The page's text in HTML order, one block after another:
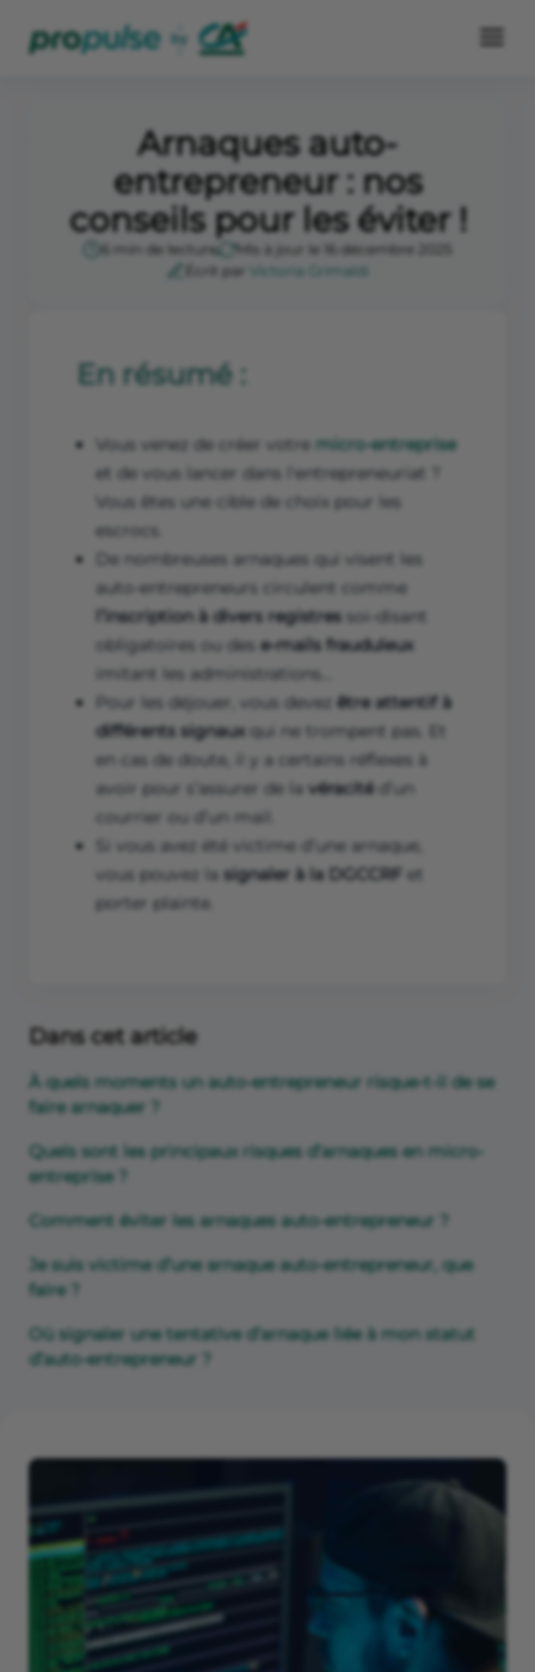
Arnaques auto-
entrepreneur : nos
conseils pour les éviter !
6 min de lecture
Mis à jour le 16 décembre 2025
Écrit par
Victoria Grimaldi
En résumé :
Vous venez de créer votre micro-entreprise
et de vous lancer dans l'entrepreneuriat ?
Vous êtes une cible de choix pour les
escrocs.
De nombreuses arnaques qui visent les
auto-entrepreneurs circulent comme
l’inscription à divers registres soi-disant
obligatoires ou des e-mails frauduleux
imitant les administrations…
Pour les déjouer, vous devez être attentif à
différents signauxqui ne trompent pas. Et
en cas de doute, il y a certains réflexes à
avoir pour s’assurer de la véracitéd’un
courrier ou d’un mail.
Si vous avez été victime d’une arnaque,
vous pouvez la signaler à la DGCCRF et
porter plainte.
Dans cet article
À quels moments un auto-entrepreneur risque-t-il de se
faire arnaquer ?
Quels sont les principaux risques d’arnaques en micro-
entreprise ?
Comment éviter les arnaques auto-entrepreneur ?
Je suis victime d’une arnaque auto-entrepreneur, que
faire ?
Où signaler une tentative d’arnaque liée à mon statut
d’auto-entrepreneur ?